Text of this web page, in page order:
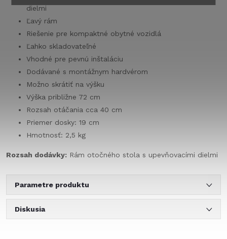
dielmi
Ľavý rám
Riešenie pre kompaktné obytné vozidlá
Ľahko skladovateľné
Vhodné pre pevnú inštaláciu
Dodávané s montážnym hardvérom
Možno skrátiť na výšku
Výška približne 72 cm
Rozsah otáčania cca 40 cm
Priemer dosky: 19 cm
Hmotnosť: 2,5 kg
Rozsah dodávky: Rám otočného stola s upevňovacími dielmi
Parametre produktu
Diskusia